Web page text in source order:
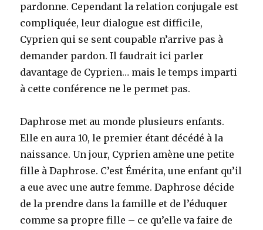
pardonne. Cependant la relation conjugale est
compliquée, leur dialogue est difficile,
Cyprien qui se sent coupable n’arrive pas à
demander pardon. Il faudrait ici parler
davantage de Cyprien… mais le temps imparti
à cette conférence ne le permet pas.
Daphrose met au monde plusieurs enfants.
Elle en aura 10, le premier étant décédé à la
naissance. Un jour, Cyprien amène une petite
fille à Daphrose. C’est Émérita, une enfant qu’il
a eue avec une autre femme. Daphrose décide
de la prendre dans la famille et de l’éduquer
comme sa propre fille – ce qu’elle va faire de